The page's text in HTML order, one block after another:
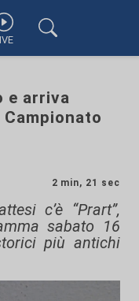
e arriva
2 min, 21 sec
c’è “Prart”,
sabato 16
più antichi